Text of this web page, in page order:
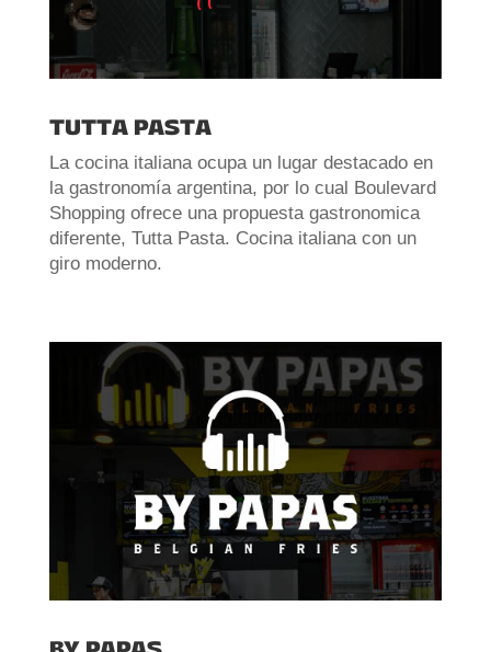
TUTTA PASTA
La cocina italiana ocupa un lugar destacado en
la gastronomía argentina, por lo cual Boulevard
Shopping ofrece una propuesta gastronomica
diferente, Tutta Pasta. Cocina italiana con un
giro moderno.